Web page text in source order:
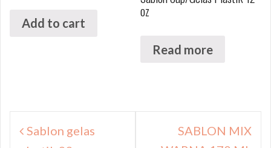
Add to cart
oz
Read more
Navigasi
Sablon gelas
SABLON MIX